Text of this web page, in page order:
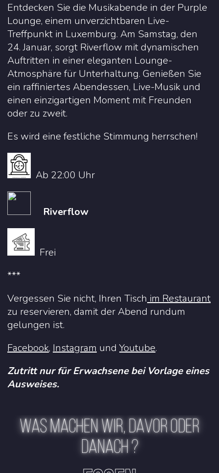
Entdecken Sie die Musikabende in der Purple
Lounge, einem unverzichtbaren Live-
Treffpunkt in Luxemburg. Am Samstag, den
24. Januar, sorgt Riverflow mit dynamischen
Auftritten in einer eleganten Lounge-
Atmosphäre für Unterhaltung. Genießen Sie
ein raffiniertes Abendessen, Live-Musik und
einen einzigartigen Moment mit Freunden
oder zu zweit.
Es wird eine festliche Stimmung herrschen!
Ab 22:00 Uhr
Riverflow
Frei
***
Vergessen Sie nicht, Ihren Tisch im Restaurant
zu reservieren, damit der Abend rundum
gelungen ist.
Facebook, Instagram und Youtube.
Zutritt nur für Erwachsene bei Vorlage eines
Ausweises.
WAS MACHEN WIR, DAVOR ODER
DANACH ?